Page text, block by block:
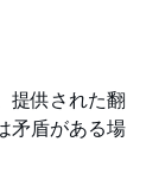
提供された翻
矛盾がある場